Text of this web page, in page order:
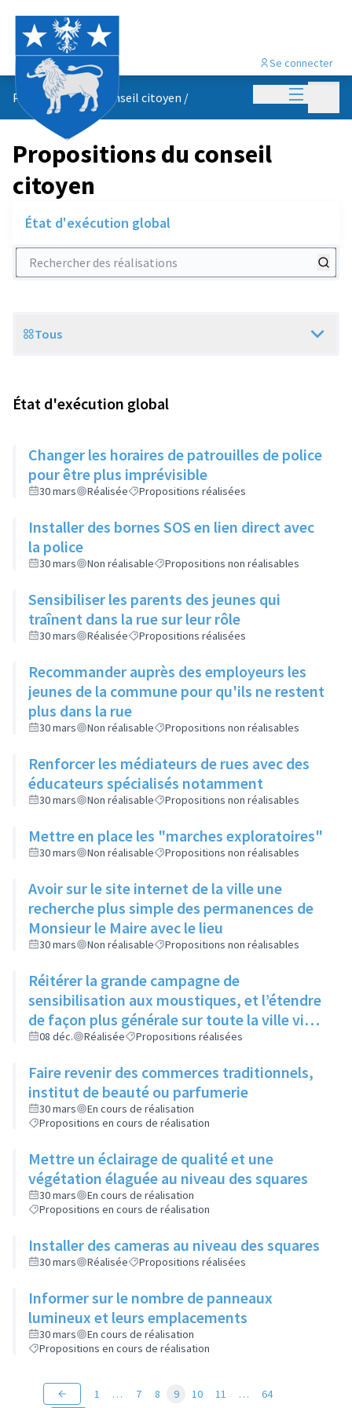
Menu
Se connecter
Propositions du conseil citoyen /
Propositions du conseil
citoyen
État d'exécution global
Rechercher des réalisations
Scope
Tous
État d'exécution global
Changer les horaires de patrouilles de police
pour être plus imprévisible
30 mars Réalisée Propositions réalisées
Installer des bornes SOS en lien direct avec
la police
30 mars Non réalisable Propositions non réalisables
Sensibiliser les parents des jeunes qui
traînent dans la rue sur leur rôle
30 mars Réalisée Propositions réalisées
Recommander auprès des employeurs les
jeunes de la commune pour qu'ils ne restent
plus dans la rue
30 mars Non réalisable Propositions non réalisables
Renforcer les médiateurs de rues avec des
éducateurs spécialisés notamment
30 mars Non réalisable Propositions non réalisables
Mettre en place les "marches exploratoires"
30 mars Non réalisable Propositions non réalisables
Avoir sur le site internet de la ville une
recherche plus simple des permanences de
Monsieur le Maire avec le lieu
30 mars Non réalisable Propositions non réalisables
Réitérer la grande campagne de
sensibilisation aux moustiques, et l’étendre
de façon plus générale sur toute la ville via
ses réseaux sociaux et canaux de diffusion
08 déc. Réalisée Propositions réalisées
Faire revenir des commerces traditionnels,
institut de beauté ou parfumerie
30 mars
En cours de réalisation
Propositions en cours de réalisation
Mettre un éclairage de qualité et une
végétation élaguée au niveau des squares
30 mars
En cours de réalisation
Propositions en cours de réalisation
Installer des cameras au niveau des squares
30 mars Réalisée Propositions réalisées
Informer sur le nombre de panneaux
lumineux et leurs emplacements
30 mars
En cours de réalisation
Propositions en cours de réalisation
1 … 7 8 9 10 11 … 64